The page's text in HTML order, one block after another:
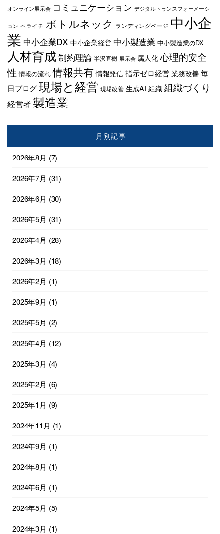
オンライン展示会 コミュニケーション デジタルトランスフォーメーシ
ョン ペライチ ボトルネック ランディングページ 中小企
業 中小企業DX 中小企業経営 中小製造業 中小製造業のDX
人材育成 制約理論 半沢直樹 展示会 属人化 心理的安全
性 情報の流れ 情報共有 情報発信 指示ゼロ経営 業務改善 毎
日ブログ現場と経営 現場改善 生成AI 組織 組織づくり
経営者 製造業
月別記事
2026年8月 (7)
2026年7月 (31)
2026年6月 (30)
2026年5月 (31)
2026年4月 (28)
2026年3月 (18)
2026年2月 (1)
2025年9月 (1)
2025年5月 (2)
2025年4月 (12)
2025年3月 (4)
2025年2月 (6)
2025年1月 (9)
2024年11月 (1)
2024年9月 (1)
2024年8月 (1)
2024年6月 (1)
2024年5月 (5)
2024年3月 (1)